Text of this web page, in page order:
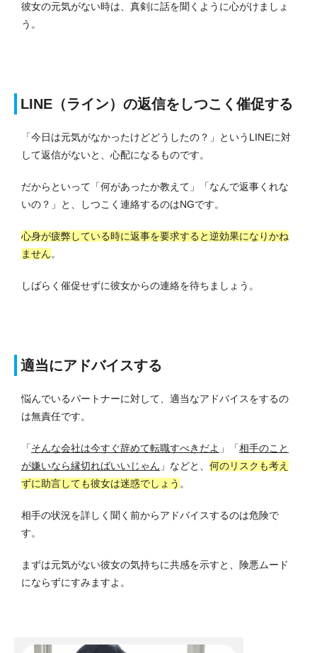
彼女の元気がない時は、真剣に話を聞くように心がけましょ
う。
LINE（ライン）の返信をしつこく催促する
「今日は元気がなかったけどどうしたの？」というLINEに対
して返信がないと、心配になるものです。
だからといって「何があったか教えて」「なんで返事くれな
いの？」と、しつこく連絡するのはNGです。
心身が疲弊している時に返事を要求すると逆効果になりかね
ません。
しばらく催促せずに彼女からの連絡を待ちましょう。
適当にアドバイスする
悩んでいるパートナーに対して、適当なアドバイスをするの
は無責任です。
「そんな会社は今すぐ辞めて転職すべきだよ 」「相手のこと
が嫌いなら縁切ればいいじゃん 」などと、 何のリスクも考え
ずに助言しても彼女は迷惑でしょう 。
相手の状況を詳しく聞く前からアドバイスするのは危険で
す。
まずは元気がない彼女の気持ちに共感を示すと、険悪ムード
にならずにすみますよ。